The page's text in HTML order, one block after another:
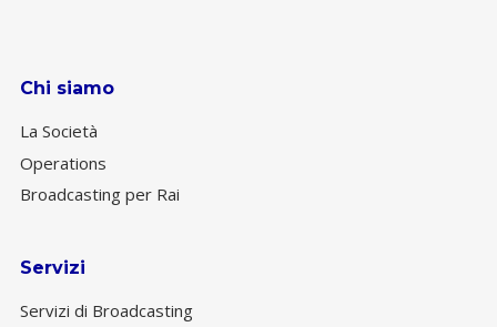
Chi siamo
La Società
Operations
Broadcasting per Rai
Servizi
Servizi di Broadcasting